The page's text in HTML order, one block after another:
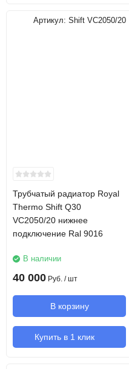
Артикул: Shift VC2050/20
Трубчатый радиатор Royal
Thermo Shift Q30
VC2050/20 нижнее
подключение Ral 9016
В наличии
40 000 Руб. / шт
В корзину
Купить в 1 клик